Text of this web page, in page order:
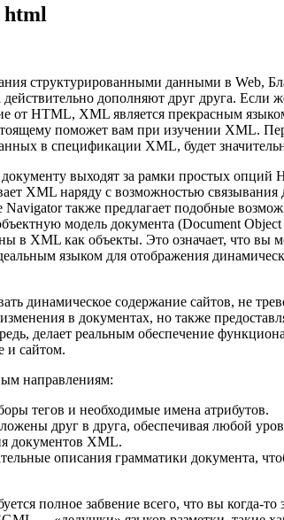
структурированными данными в Web,
дополняют друг друга. Если
HTML, XML является прекрасным
поможет вам при изучении XML.
в спецификации XML, будет
документу выходят за рамки простых
XML наряду с возможностью
также предлагает подобные
модель документа (Document
в XML как объекты. Это означает, что вы
языком для отображения
динамическое содержание сайтов, не
в документах, но также
делает реальным обеспечение
и сайтом.
направлениям:
тегов и необходимые имена атрибутов.
друг в друга, обеспечивая любой
документов XML.
описания грамматики документа,
полное забвение всего, что вы когда-